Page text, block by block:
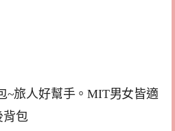
~旅人好幫手。MIT男女皆適
背包